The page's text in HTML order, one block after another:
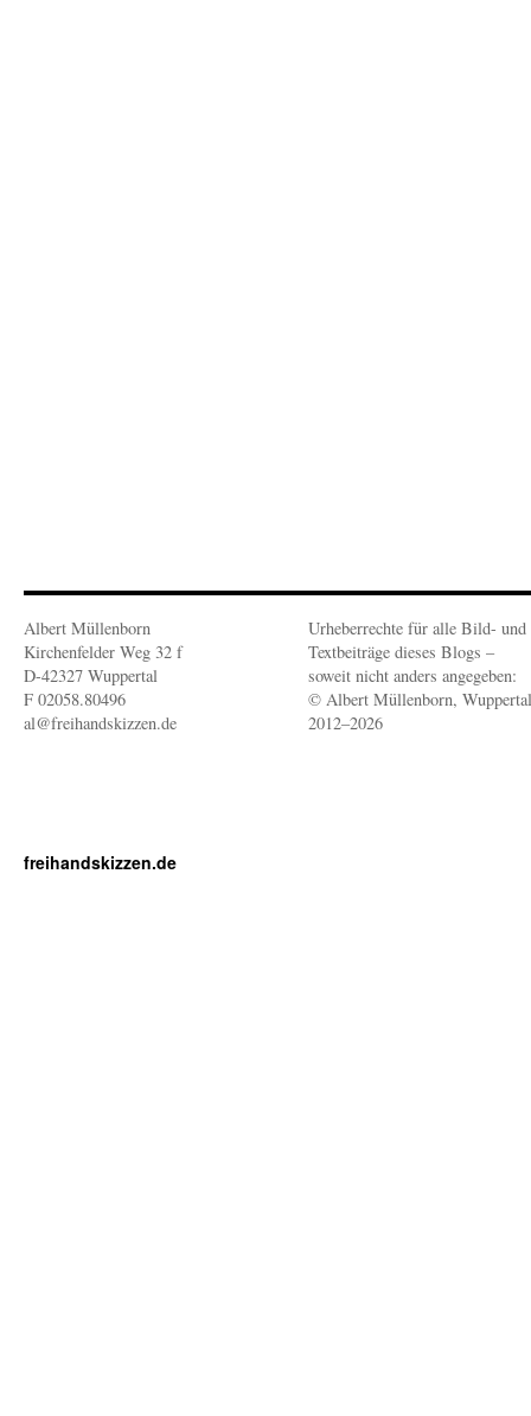
Albert Müllenborn
Kirchenfelder Weg 32 f
D-42327 Wuppertal
F 02058.80496
al@freihandskizzen.de
Urheberrechte für alle Bild- und
Textbeiträge dieses Blogs –
soweit nicht anders angegeben:
© Albert Müllenborn, Wuppertal
2012–2026
freihandskizzen.de